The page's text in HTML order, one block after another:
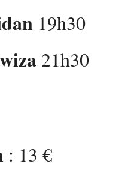
19h30
21h30
: 13 €